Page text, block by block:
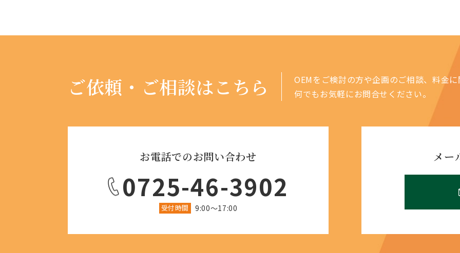
ご依頼・ご相談はこちら
OEMをご検討の方や企画のご相談、料金
何でもお気軽にお問合せください。
お電話でのお問い合わせ
0725-46-3902
受付時間 9:00〜17:00
メー